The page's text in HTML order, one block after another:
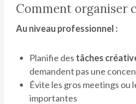
Comment organiser
Au niveau professionnel :
Planifie des tâches
demandent pas une
Évite les gros meetings ou
importantes